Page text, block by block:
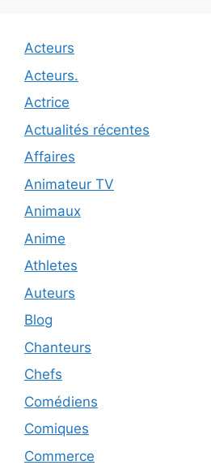
Acteurs
Acteurs.
Actrice
Actualités récentes
Affaires
Animateur TV
Animaux
Anime
Athletes
Auteurs
Blog
Chanteurs
Chefs
Comédiens
Comiques
Commerce